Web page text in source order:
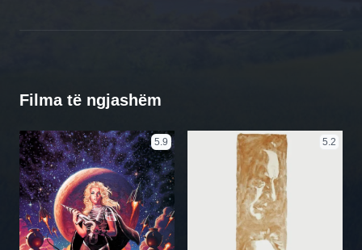
Filma të ngjashëm
5.9 5.2